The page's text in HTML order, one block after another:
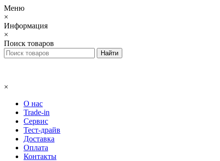
Меню
×
Информация
×
Поиск товаров
×
О нас
Trade-in
Сервис
Тест-драйв
Доставка
Оплата
Контакты